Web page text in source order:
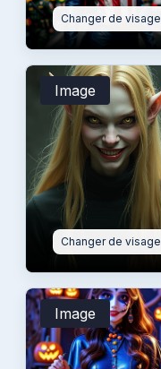
Changer de visage
Image
Changer de visage
Image